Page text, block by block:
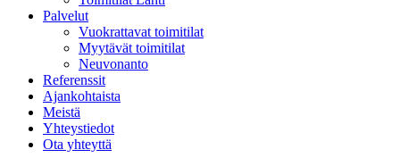
Palvelut
Vuokrattavat toimitilat
Myytävät toimitilat
Neuvonanto
Referenssit
Ajankohtaista
Meistä
Yhteystiedot
Ota yhteyttä